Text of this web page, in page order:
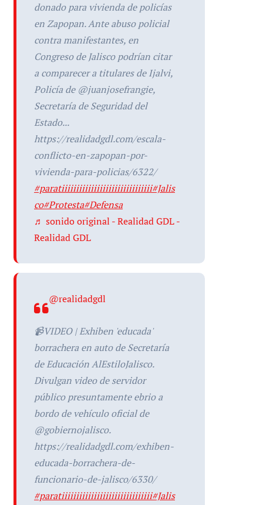
donado para vivienda de policías
en Zapopan. Ante abuso policial
contra manifestantes, en
Congreso de Jalisco podrían citar
a comparecer a titulares de Ijalvi,
Policía de @juanjosefrangie,
Secretaría de Seguridad del
Estado...
https://realidadgdl.com/escala-
conflicto-en-zapopan-por-
vivienda-para-policias/6322/
#paratiiiiiiiiiiiiiiiiiiiiiiiiiiiiiii#Jalis
co#Protesta#Defensa
♬ sonido original - Realidad GDL -
Realidad GDL
@realidadgdl
📹VIDEO | Exhiben 'educada'
borrachera en auto de Secretaría
de Educación AlEstiloJalisco.
Divulgan video de servidor
público presuntamente ebrio a
bordo de vehículo oficial de
@gobiernojalisco.
https://realidadgdl.com/exhiben-
educada-borrachera-de-
funcionario-de-jalisco/6330/
#paratiiiiiiiiiiiiiiiiiiiiiiiiiiiiiii#Jalis